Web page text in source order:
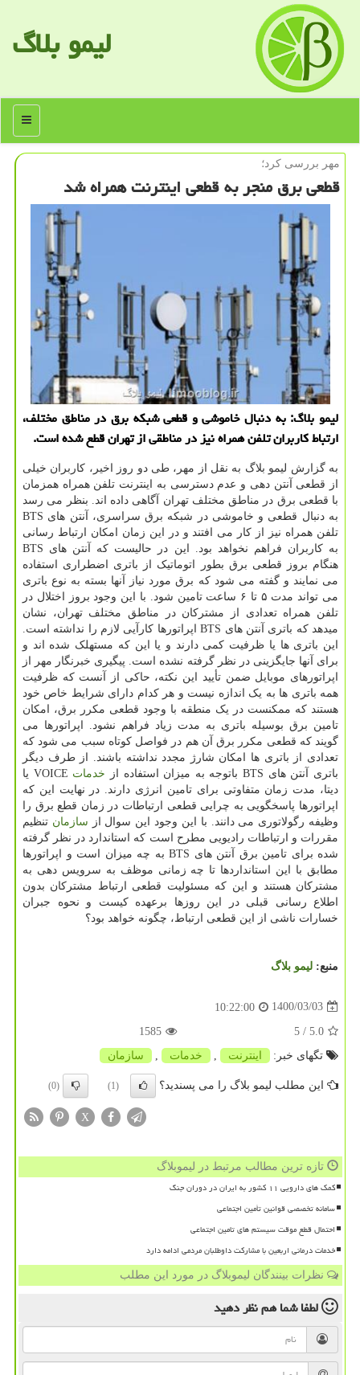
لیمو بلاگ
منو
مهر بررسی كرد؛
قطعی برق منجر به قطعی اینترنت همراه شد
لیمو بلاگ: به دنبال خاموشی و قطعی شبکه برق در مناطق مختلف،
ارتباط کاربران تلفن همراه نیز در مناطقی از تهران قطع شده است.
به گزارش لیمو بلاگ به نقل از مهر، طی دو روز اخیر، کاربران خیلی
از قطعی آنتن دهی و عدم دسترسی به اینترنت تلفن همراه همزمان
با قطعی برق در مناطق مختلف تهران آگاهی داده اند. بنظر می رسد
به دنبال قطعی و خاموشی در شبکه برق سراسری، آنتن های BTS
تلفن همراه نیز از کار می افتند و در این زمان امکان ارتباط رسانی
به کاربران فراهم نخواهد بود. این در حالیست که آنتن های BTS
هنگام بروز قطعی برق بطور اتوماتیک از باتری اضطراری استفاده
می نمایند و گفته می شود که برق مورد نیاز آنها بسته به نوع باتری
می تواند مدت ۵ تا ۶ ساعت تامین شود. با این وجود بروز اختلال در
تلفن همراه تعدادی از مشترکان در مناطق مختلف تهران، نشان
میدهد که باتری آنتن های BTS اپراتورها کارآیی لازم را نداشته است.
این باتری ها یا ظرفیت کمی دارند و یا این که مستهلک شده اند و
برای آنها جایگزینی در نظر گرفته نشده است. پیگیری خبرنگار مهر از
اپراتورهای موبایل ضمن تأیید این نکته، حاکی از آنست که ظرفیت
همه باتری ها به یک اندازه نیست و هر کدام دارای شرایط خاص خود
هستند که ممکنست در یک منطقه با وجود قطعی مکرر برق، امکان
تامین برق بوسیله باتری به مدت زیاد فراهم نشود. اپراتورها می
گویند که قطعی مکرر برق آن هم در فواصل کوتاه سبب می شود که
تعدادی از باتری ها امکان شارژ مجدد نداشته باشند. از طرف دیگر
باتری آنتن های BTS باتوجه به میزان استفاده از
خدمات
VOICE یا
دیتا، مدت زمان متفاوتی برای تامین انرژی دارند. در نهایت این که
اپراتورها پاسخگویی به چرایی قطعی ارتباطات در زمان قطع برق را
وظیفه رگولاتوری می دانند. با این وجود این سوال از سازمان تنظیم
مقررات و ارتباطات رادیویی مطرح است که استاندارد در نظر گرفته
شده برای تامین برق آنتن های BTS به چه میزان است و اپراتورها
مطابق با این استانداردها تا چه زمانی موظف به سرویس دهی به
مشترکان هستند و این که مسئولیت قطعی ارتباط مشترکان بدون
اطلاع رسانی قبلی در این روزها برعهده کیست و نحوه جبران
خسارات ناشی از این قطعی ارتباط، چگونه خواهد بود؟
منبع: لیمو بلاگ
1400/03/03
10:22:00
5.0
/ 5
1585
تگهای خبر:
اینترنت خدمات سازمان
این مطلب لیمو بلاگ را می پسندید؟ (1)
(0)
X
تازه ترین مطالب مرتبط در لیموبلاگ
کمک های دارویی ۱۱ کشور به ایران در دوران جنگ
سامانه تخصصی قوانین تأمین اجتماعی
احتمال قطع موقت سیستم های تامین اجتماعی
خدمات درمانی اربعین با مشارکت داوطلبان مردمی ادامه دارد
نظرات بینندگان لیموبلاگ در مورد این مطلب
لطفا شما همنظر دهید